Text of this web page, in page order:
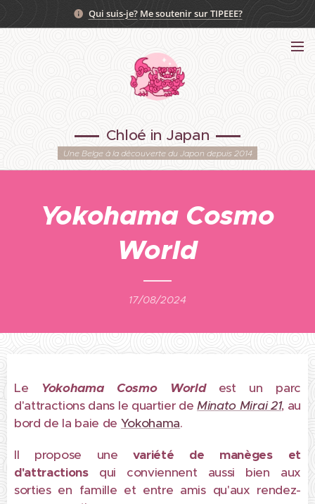
Qui suis-je? Me soutenir sur TIPEEE?
Chloé in Japan
Une Belge à la découverte du Japon depuis 2014
Yokohama Cosmo
World
17/08/2024
Le Yokohama Cosmo World est un parc
d'attractions dans le quartier deMinato Mirai 21, au
bord de la baie de Yokohama.
Il propose unevariété de manèges et
d'attractionsqui conviennent aussi bien aux
sorties en famille et entre amis qu'aux rendez-